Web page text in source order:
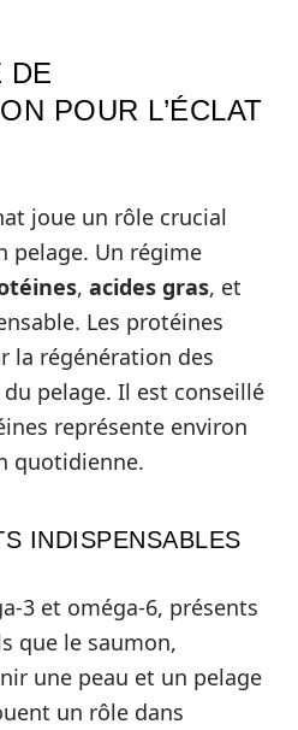
DE
POUR L’ÉCLAT
joue un rôle crucial
pelage. Un régime
, acides gras, et
Les protéines
la régénération des
pelage. Il est conseillé
représente environ
quotidienne.
INDISPENSABLES
3 et oméga-6, présents
que le saumon,
une peau et un pelage
un rôle dans